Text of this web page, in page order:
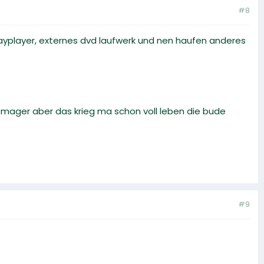
#8
externes dvd laufwerk und nen haufen anderes
aber das krieg ma schon voll leben die bude
#9